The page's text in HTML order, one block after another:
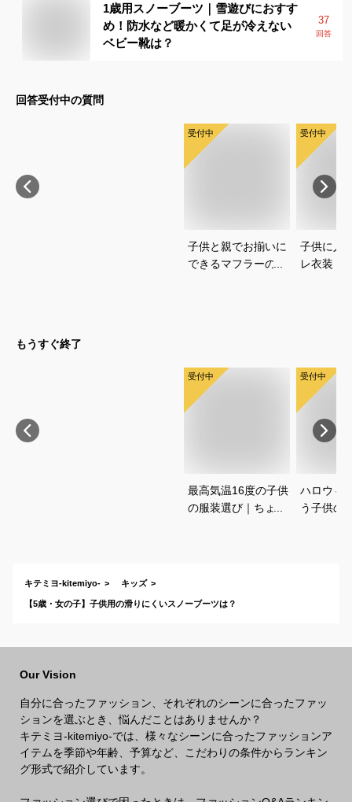
1歳用スノーブーツ｜雪遊びにおすす
め！防水など暖かくて足が冷えない
ベビー靴は？
37
回答
回答受付中の質問
受付中
子供と親でお揃いに
できるマフラーのお
受付中
子供に人
レ衣装｜
もうすぐ終了
受付中
最高気温16度の子供
の服装選び｜ちょう
受付中
ハロウィ
う子供の
キテミヨ-kitemiyo- キッズ
【5歳・女の子】子供用の滑りにくいスノーブーツは？
Our Vision
自分に合ったファッション、それぞれのシーンに合ったファッ
ションを選ぶとき、悩んだことはありませんか？
キテミヨ-kitemiyo-では、様々なシーンに合ったファッションア
イテムを季節や年齢、予算など、こだわりの条件からランキン
グ形式で紹介しています。